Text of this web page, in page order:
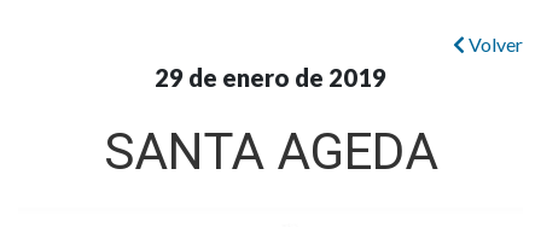
Volver
29 de enero de 2019
SANTA AGEDA